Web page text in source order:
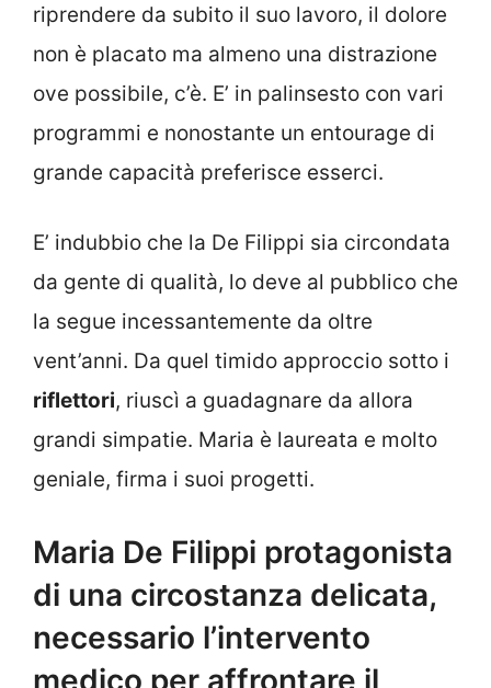
riprendere da subito il suo lavoro, il dolore
non è placato ma almeno una distrazione
ove possibile, c’è. E’ in palinsesto con vari
programmi e nonostante un entourage di
grande capacità preferisce esserci.
E’ indubbio che la De Filippi sia circondata
da gente di qualità, lo deve al pubblico che
la segue incessantemente da oltre
vent’anni. Da quel timido approccio sotto i
riflettori, riuscì a guadagnare da allora
grandi simpatie. Maria è laureata e molto
geniale, firma i suoi progetti.
Maria De Filippi protagonista
di una circostanza delicata,
necessario l’intervento
medico per affrontare il